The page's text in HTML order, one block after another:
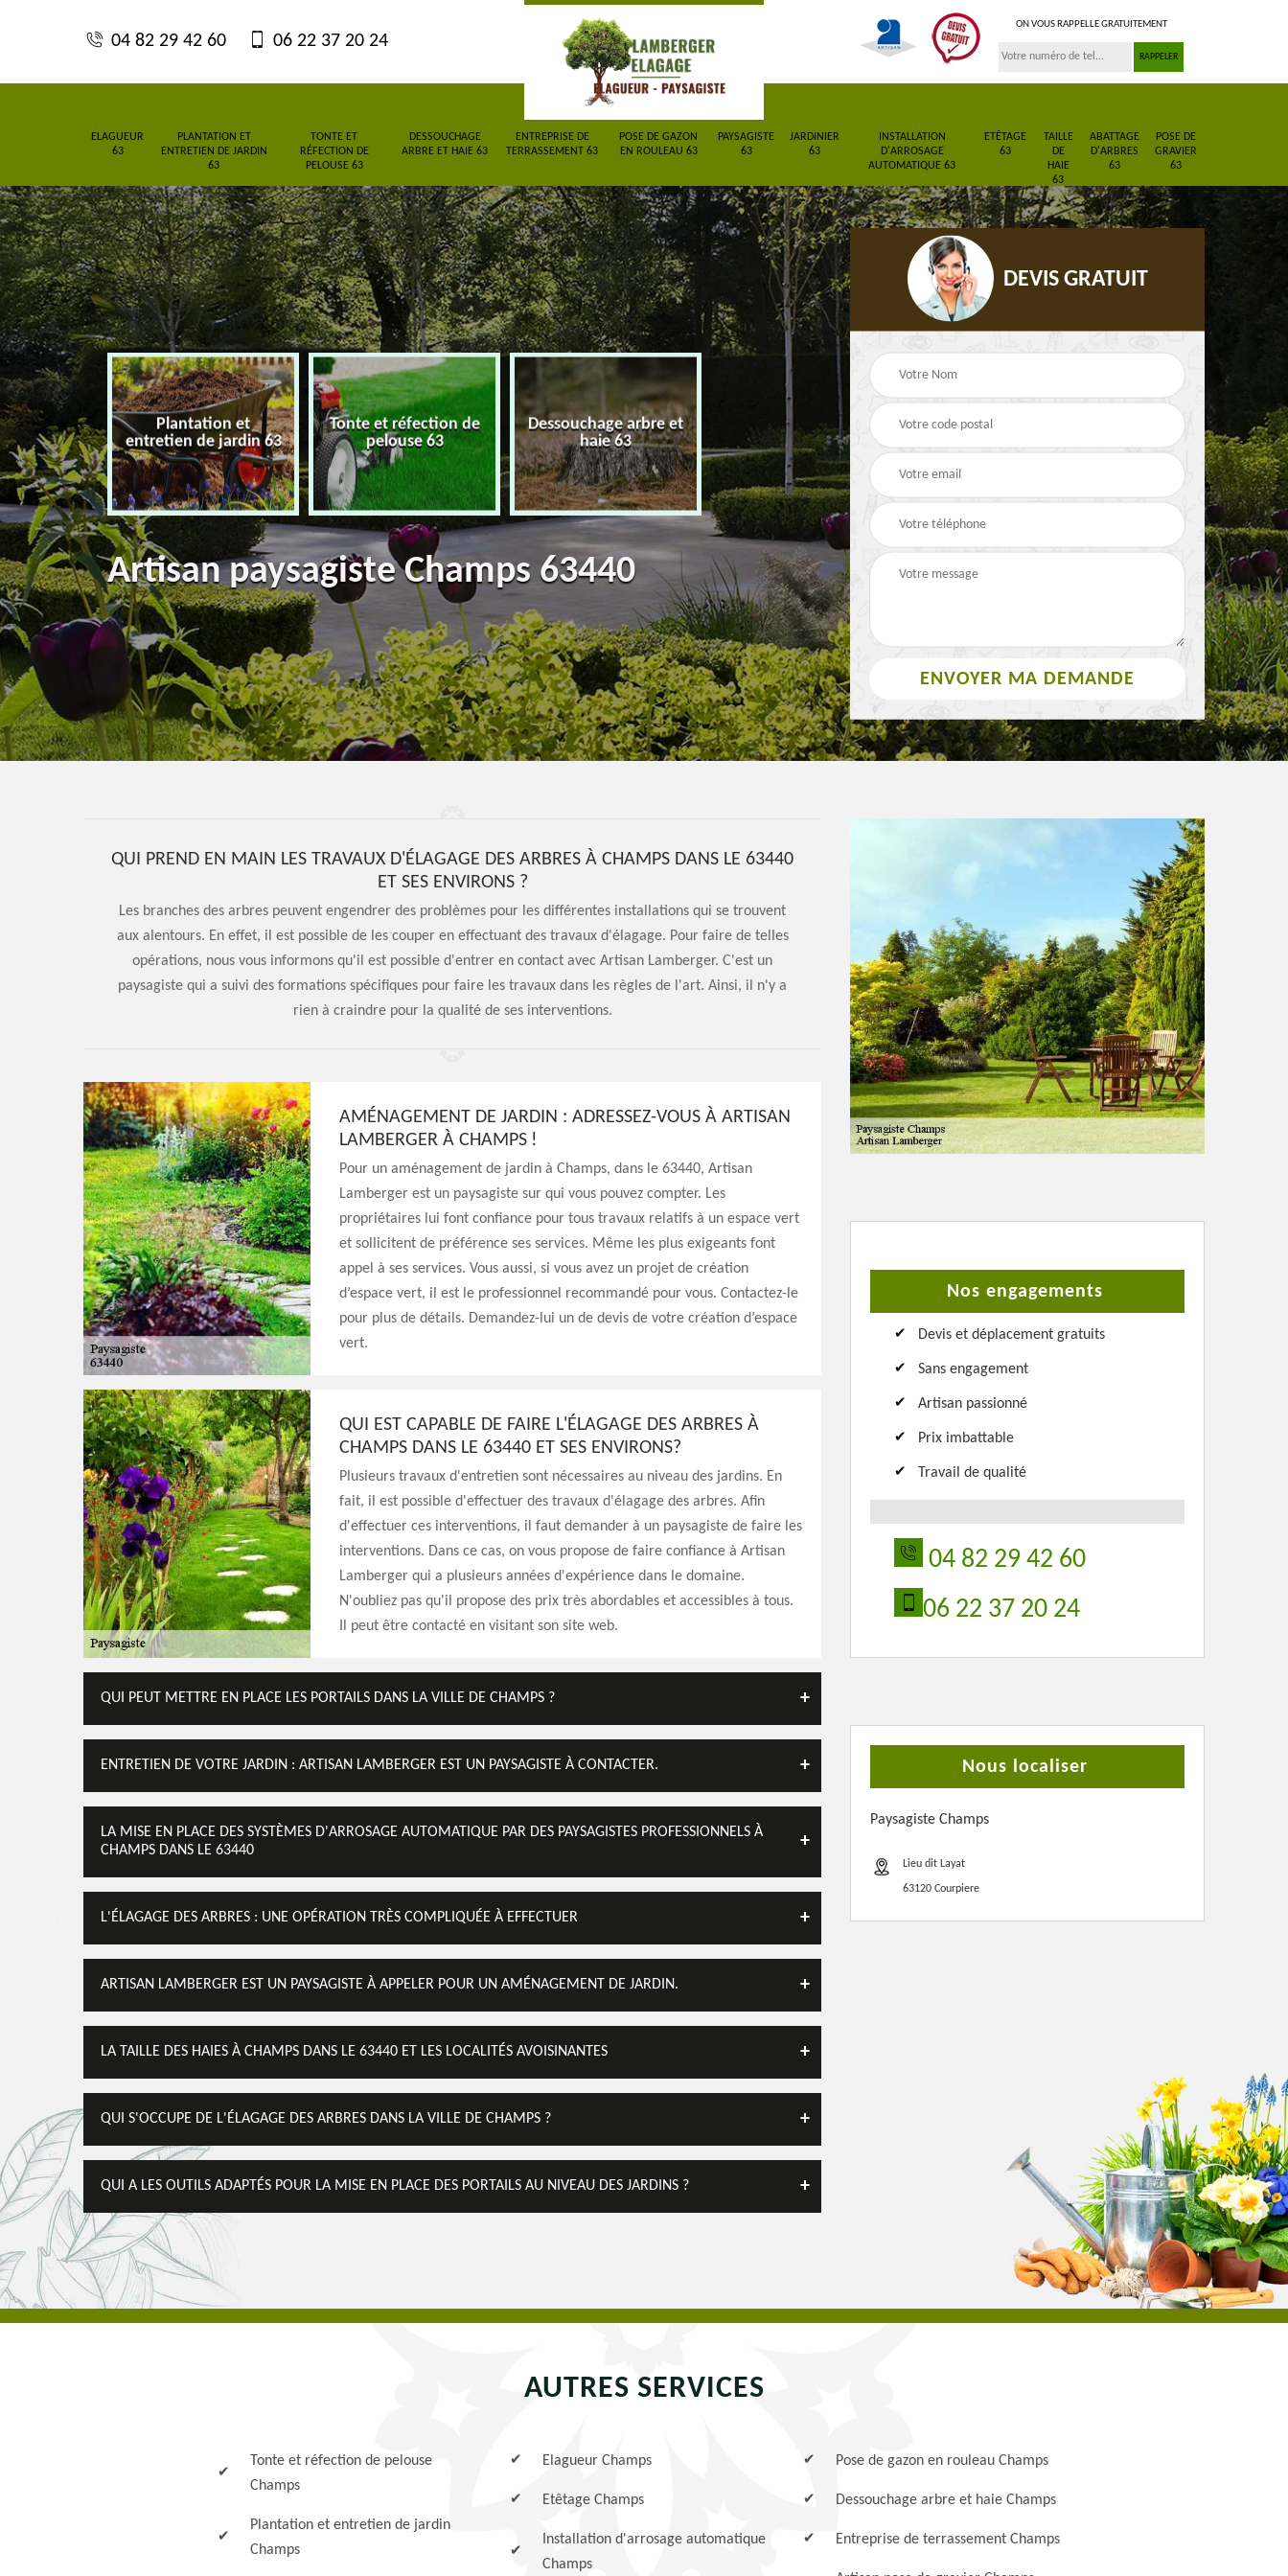
04 82 29 42 60 06 22 37 20 24
ON VOUS RAPPELLE GRATUITEMENT
ELAGUEUR
63
PLANTATION ET
ENTRETIEN DE JARDIN
63
TONTE ET
RÉFECTION DE
PELOUSE 63
DESSOUCHAGE
ARBRE ET HAIE 63
ENTREPRISE DE
TERRASSEMENT 63
POSE DE GAZON
EN ROULEAU 63
PAYSAGISTE
63
JARDINIER
63
INSTALLATION
D'ARROSAGE
AUTOMATIQUE 63
ETÊTAGE
63
TAILLE
DE
HAIE
63
ABATTAGE
D'ARBRES
63
POSE DE
GRAVIER
63
63
Plantation et
entretien de jardin 63
Tonte et réfection de
pelouse 63
Dessouchage arbre et
haie 63
Entreprise de
terrassement 63
Pose de gazon en
Paysagiste 63
Artisan paysagiste Champs 63440
DEVIS GRATUIT
QUI PREND EN MAIN LES TRAVAUX D'ÉLAGAGE DES ARBRES À CHAMPS DANS LE 63440
ET SES ENVIRONS ?
Les branches des arbres peuvent engendrer des problèmes pour les différentes installations qui se trouvent
aux alentours. En effet, il est possible de les couper en effectuant des travaux d'élagage. Pour faire de telles
opérations, nous vous informons qu'il est possible d'entrer en contact avec Artisan Lamberger. C'est un
paysagiste qui a suivi des formations spécifiques pour faire les travaux dans les règles de l'art. Ainsi, il n'y a
rien à craindre pour la qualité de ses interventions.
AMÉNAGEMENT DE JARDIN : ADRESSEZ-VOUS À ARTISAN
LAMBERGER À CHAMPS !
Pour un aménagement de jardin à Champs, dans le 63440, Artisan
Lamberger est un paysagiste sur qui vous pouvez compter. Les
propriétaires lui font confiance pour tous travaux relatifs à un espace vert
et sollicitent de préférence ses services. Même les plus exigeants font
appel à ses services. Vous aussi, si vous avez un projet de création
d’espace vert, il est le professionnel recommandé pour vous. Contactez-le
pour plus de détails. Demandez-lui un de devis de votre création d’espace
vert.
QUI EST CAPABLE DE FAIRE L'ÉLAGAGE DES ARBRES À
CHAMPS DANS LE 63440 ET SES ENVIRONS?
Plusieurs travaux d'entretien sont nécessaires au niveau des jardins. En
fait, il est possible d'effectuer des travaux d'élagage des arbres. Afin
d'effectuer ces interventions, il faut demander à un paysagiste de faire les
interventions. Dans ce cas, on vous propose de faire confiance à Artisan
Lamberger qui a plusieurs années d'expérience dans le domaine.
N'oubliez pas qu'il propose des prix très abordables et accessibles à tous.
Il peut être contacté en visitant son site web.
QUI PEUT METTRE EN PLACE LES PORTAILS DANS LA VILLE DE CHAMPS ?
ENTRETIEN DE VOTRE JARDIN : ARTISAN LAMBERGER EST UN PAYSAGISTE À CONTACTER.
LA MISE EN PLACE DES SYSTÈMES D'ARROSAGE AUTOMATIQUE PAR DES PAYSAGISTES PROFESSIONNELS À
CHAMPS DANS LE 63440
L'ÉLAGAGE DES ARBRES : UNE OPÉRATION TRÈS COMPLIQUÉE À EFFECTUER
ARTISAN LAMBERGER EST UN PAYSAGISTE À APPELER POUR UN AMÉNAGEMENT DE JARDIN.
LA TAILLE DES HAIES À CHAMPS DANS LE 63440 ET LES LOCALITÉS AVOISINANTES
QUI S'OCCUPE DE L'ÉLAGAGE DES ARBRES DANS LA VILLE DE CHAMPS ?
QUI A LES OUTILS ADAPTÉS POUR LA MISE EN PLACE DES PORTAILS AU NIVEAU DES JARDINS ?
Nos engagements
Devis et déplacement gratuits
Sans engagement
Artisan passionné
Prix imbattable
Travail de qualité
04 82 29 42 60
06 22 37 20 24
Nous localiser
Paysagiste Champs
Lieu dit Layat
63120 Courpiere
AUTRES SERVICES
Tonte et réfection de pelouse
Champs
Plantation et entretien de jardin
Champs
Elagueur Champs
Etêtage Champs
Installation d'arrosage automatique
Champs
Pose de gazon en rouleau Champs
Dessouchage arbre et haie Champs
Entreprise de terrassement Champs